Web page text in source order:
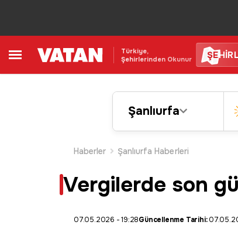
Türkiye,
Şehirlerinden Okunur
ŞE
Şanlıurfa
Haberler Şanlıurfa Haberleri
Vergilerde son
07.05.2026 - 19:28Güncellenme Tarihi: